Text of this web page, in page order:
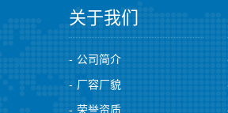
关于我们
公司简介
厂容厂貌
荣誉资质